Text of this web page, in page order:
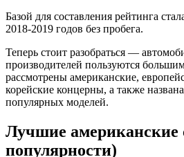
Базой для составления рейтинга
2018-2019 годов без пробега.
Теперь стоит разобраться —
производителей пользуются
рассмотрены американские,
корейские концерны, а также
популярных моделей.
Лучшие американские
популярности)